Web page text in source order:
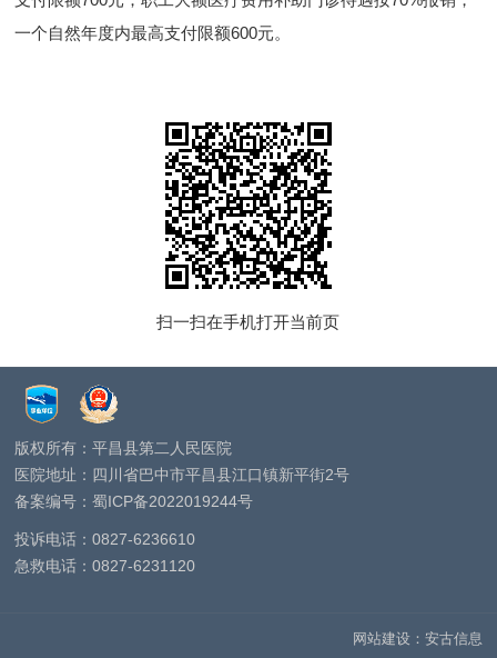
一个自然年度内最高支付限额600元。
扫一扫在手机打开当前页
版权所有：平昌县第二人民医院
医院地址：四川省巴中市平昌县江口镇新平街2号
备案编号：蜀ICP备2022019244号
投诉电话：0827-6236610
急救电话：0827-6231120
网站建设： 安古信息